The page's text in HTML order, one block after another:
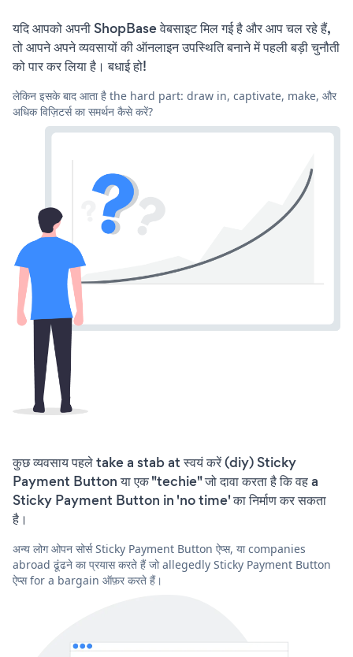
यदि आपको अपनी ShopBase वेबसाइट मिल गई है और आप चल रहे हैं,
तो आपने अपने व्यवसायों की ऑनलाइन उपस्थिति बनाने में पहली बड़ी चुनौती
को पार कर लिया है। बधाई हो!
लेकिन इसके बाद आता है the hard part: draw in, captivate, make, और
अधिक विज़िटर्स का समर्थन कैसे करें?
कुछ व्यवसाय पहले take a stab at स्वयं करें (diy) Sticky
Payment Button या एक "techie" जो दावा करता है कि वह a
Sticky Payment Button in 'no time' का निर्माण कर सकता
है।
अन्य लोग ओपन सोर्स Sticky Payment Button ऐप्स, या companies
abroad ढूंढने का प्रयास करते हैं जो allegedly Sticky Payment Button
ऐप्स for a bargain ऑफ़र करते हैं।